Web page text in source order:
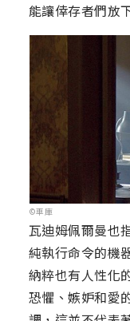
能讓倖存者們放
©車庫
瓦迪姆佩爾曼也
純執行命令的機
納粹也有人性化
恐懼、嫉妒和愛